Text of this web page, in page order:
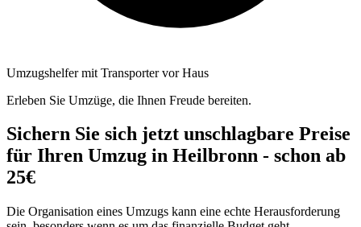
Umzugshelfer mit Transporter vor Haus
Erleben Sie Umzüge, die Ihnen Freude bereiten.
Sichern Sie sich jetzt unschlagbare Preise
für Ihren Umzug in Heilbronn - schon ab
25€
Die Organisation eines Umzugs kann eine echte Herausforderung